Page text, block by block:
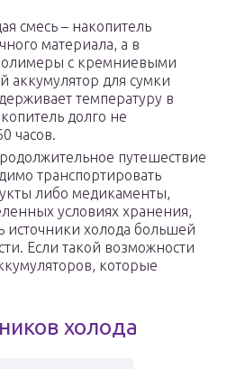
смесь – накопитель
материала, а в
с кремниевыми
аккумулятор для сумки
температуру в
долго не
часов.
путешествие
транспортировать
либо медикаменты,
условиях хранения,
холода большей
Если такой возможности
которые
холода